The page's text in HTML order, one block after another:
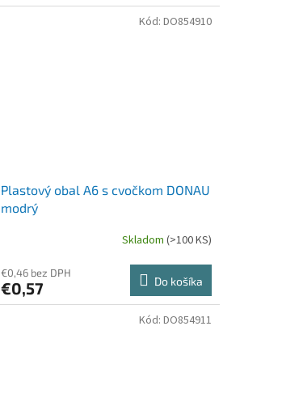
Plastový obal A6 s cvočkom DONAU
modrý
Skladom (>100 KS)
€0,46 bez DPH
€0,57 Do košíka
Kód: DO854910
Kód: DO854911